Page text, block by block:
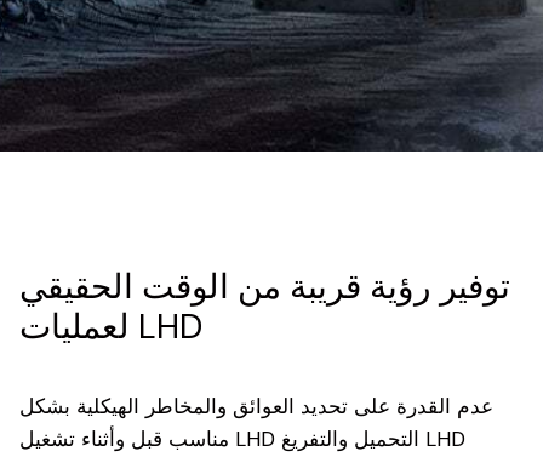
توفير رؤية قريبة من الوقت الحقيقي
لعمليات LHD
عدم القدرة على تحديد العوائق والمخاطر الهيكلية بشكل
مناسب قبل وأثناء تشغيل LHD التحميل والتفريغ LHD